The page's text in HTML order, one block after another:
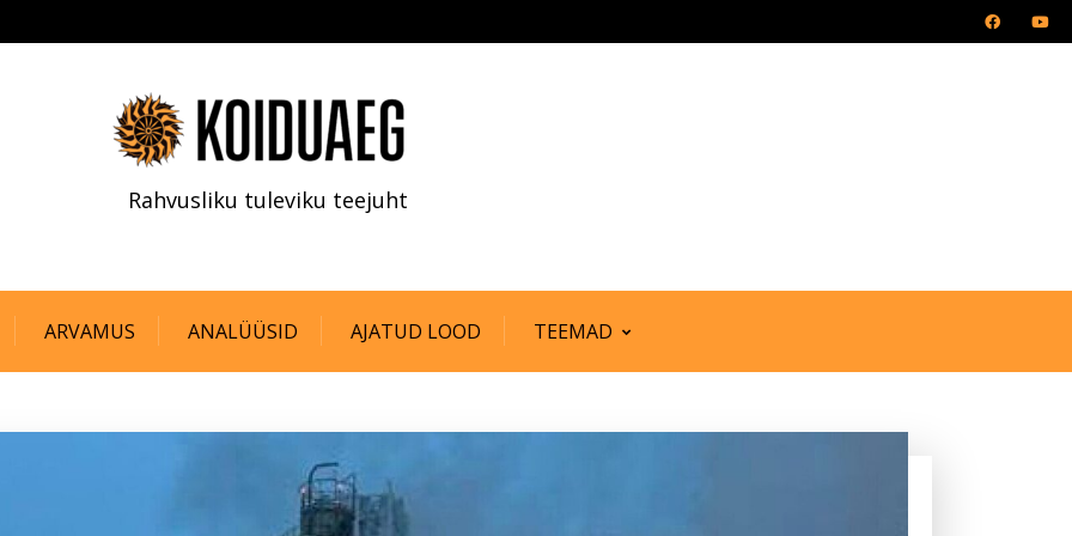
Rahvusliku tuleviku teejuht
ARVAMUS ANALÜÜSID AJATUD LOOD TEEMAD